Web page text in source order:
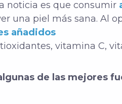
noticia es que consumir
una piel más sana. Al
añadidos
vitamina C,
de las mejores